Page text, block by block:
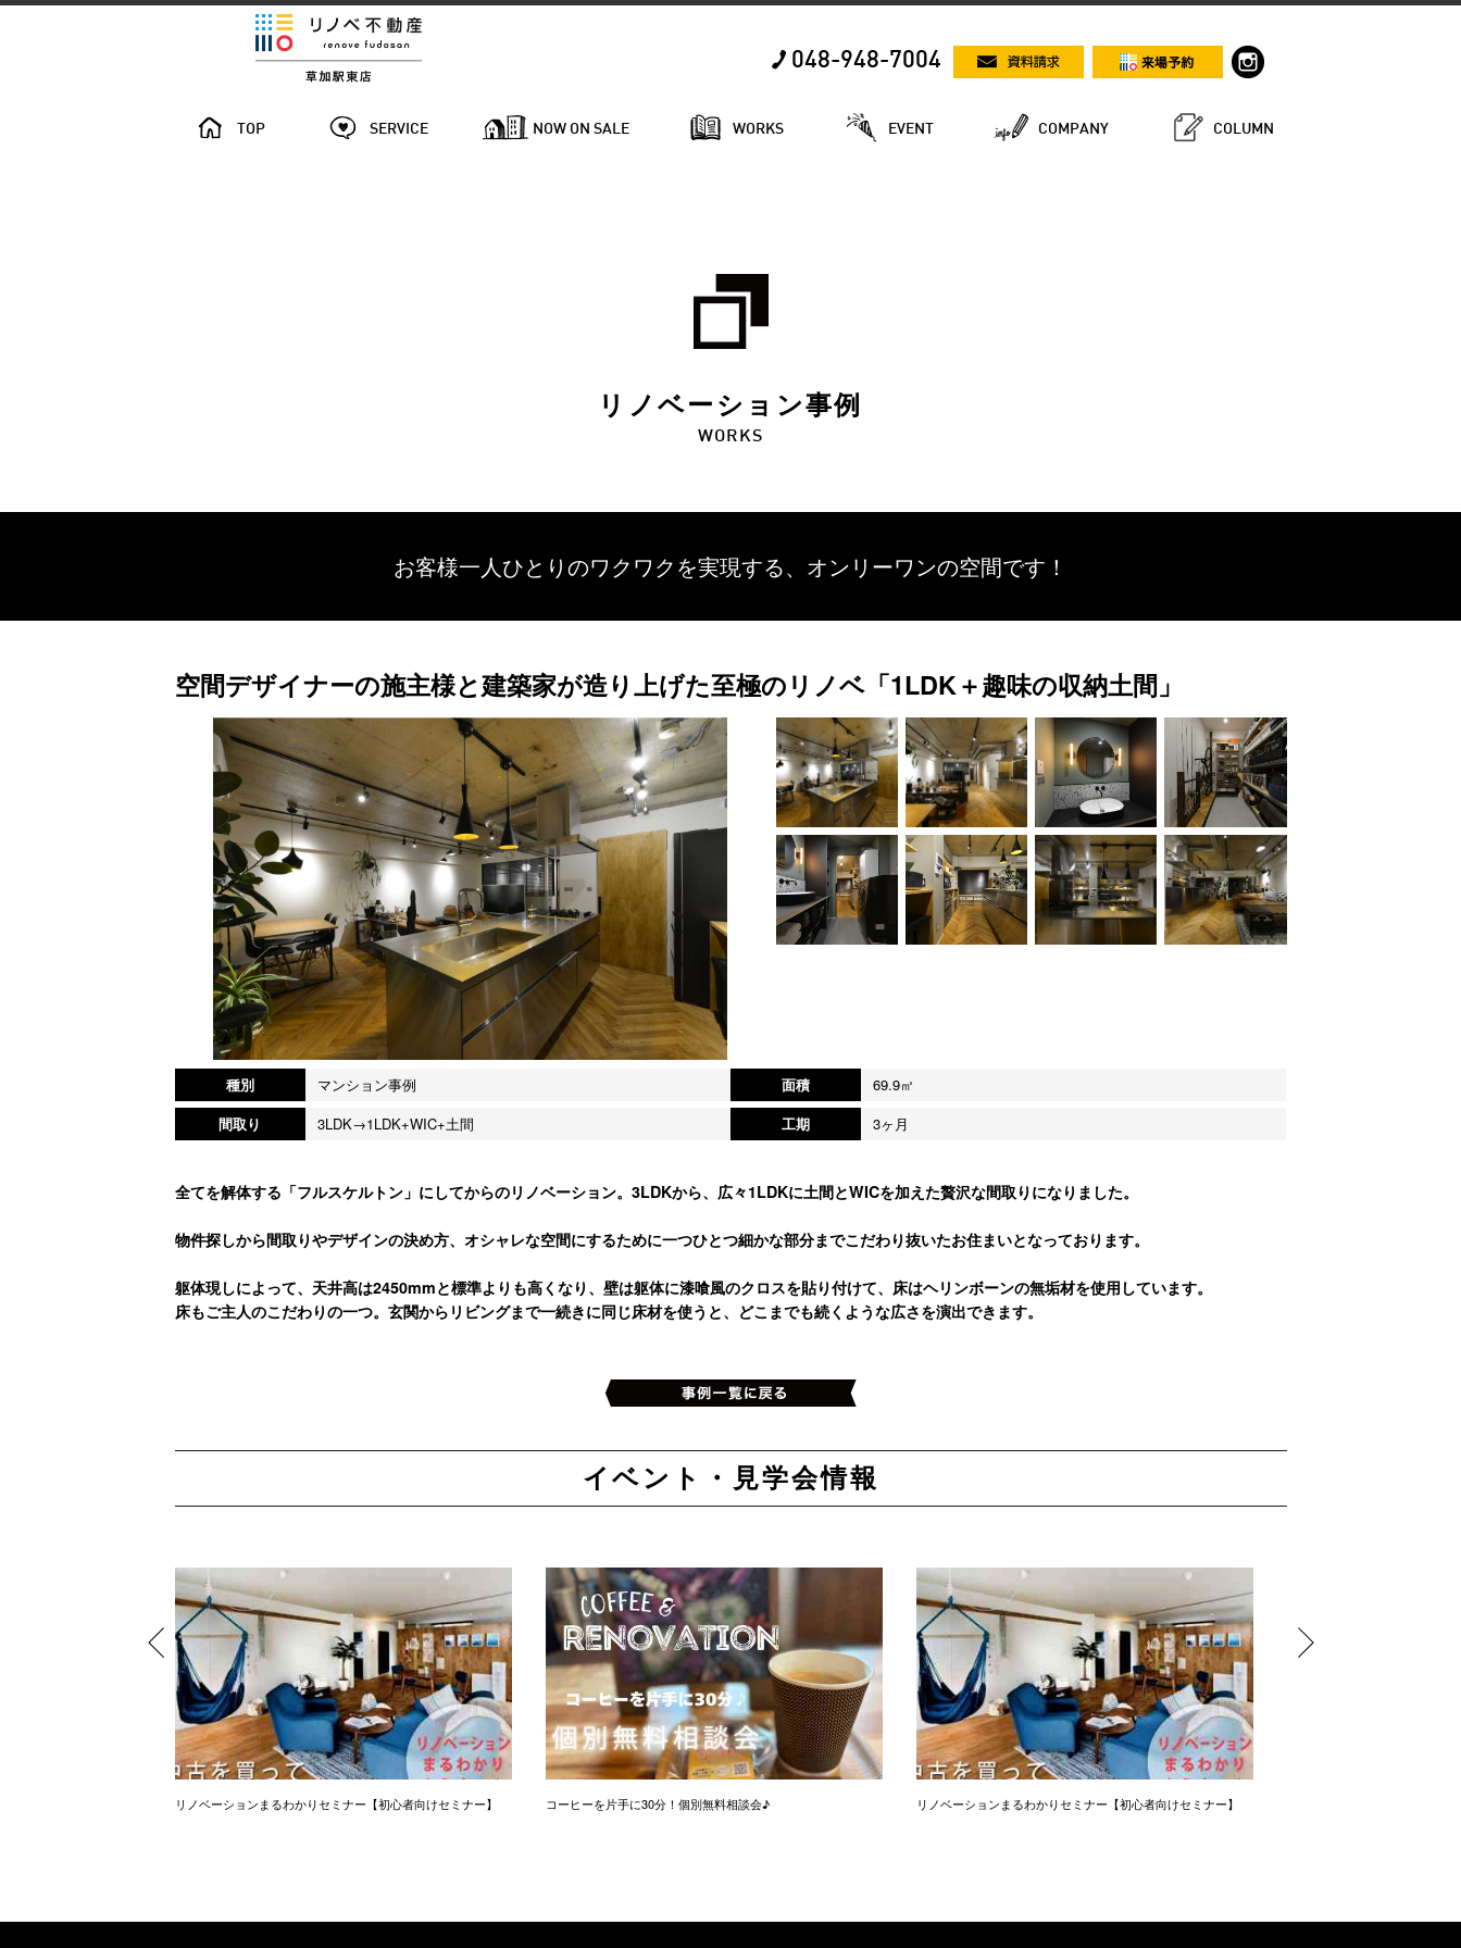
048-948-7004
TOP SERVICE NOW ON SALE WORKS EVENT COMPANY COLUMN
リノベーション事例
WORKS
お客様一人ひとりのワクワクを実現する、 オンリーワンの空間です！
空間デザイナーの施主様と建築家が造り上げた至極のリノベ「1LDK＋趣味の収納土間」
種別 マンション事例 面積
69.9㎡
間取り
3LDK→1LDK+WIC+土間 工期 3ヶ月
全てを解体する「フルスケルトン」にしてからのリノベーション。3LDKから、広々1LDKに土間とWICを加えた贅沢な間取りになりました。
物件探しから間取りやデザインの決め方、オシャレな空間にするために一つひとつ細かな部分までこだわり抜いたお住まいとなっております。
躯体現しによって、天井高は2450mmと標準よりも高くなり、壁は躯体に漆喰風のクロスを貼り付けて、床はヘリンボーンの無垢材を使用しています。
床もご主人のこだわりの一つ。玄関からリビングまで一続きに同じ床材を使うと、どこまでも続くような広さを演出できます。
イベント・見学会情報
リノベーションまるわかりセミナー【初心者向けセミナー】 コーヒーを片手に30分！個別無料相談会♪ リノベーションまるわかりセミナー【初心者向けセミナー】